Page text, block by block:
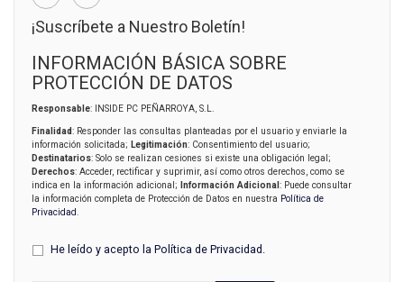
¡Suscríbete a Nuestro Boletín!
INFORMACIÓN BÁSICA SOBRE
PROTECCIÓN DE DATOS
Responsable: INSIDE PC PEÑARROYA, S.L.
Finalidad: Responder las consultas planteadas por el usuario y enviarle la
información solicitada; Legitimación: Consentimiento del usuario;
Destinatarios: Solo se realizan cesiones si existe una obligación legal;
Derechos: Acceder, rectificar y suprimir, así como otros derechos, como se
indica en la información adicional;
Información Adicional : Puede consultar
la información completa de Protección de Datos en nuestra Política de
Privacidad
He leído y acepto la Política de Privacidad